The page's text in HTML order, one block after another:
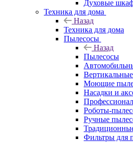
Духовые
Техника для дома
Назад
Техника для дома
Пылесосы
Назад
Пылесосы
Моющие
Насадки и
Роботы-
Ручные
Фильтры для